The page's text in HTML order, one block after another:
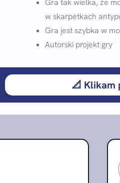
w skarpetkach
Gra jest szybka w
Autorski projekt gry
📐 Klikam